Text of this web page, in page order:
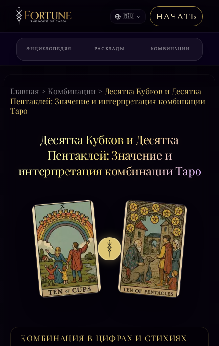
🇷🇺 НАЧАТЬ
ЭНЦИКЛОПЕДИЯ РАСКЛАДЫ КОМБИНАЦИИ
Главная > Комбинации > Десятка Кубков и Десятка
Пентаклей: Значение и интерпретация комбинации
Таро
Десятка Кубков и Десятка
Пентаклей: Значение и
интерпретация комбинации Таро
КОМБИНАЦИЯ В ЦИФРАХ И СТИХИЯХ